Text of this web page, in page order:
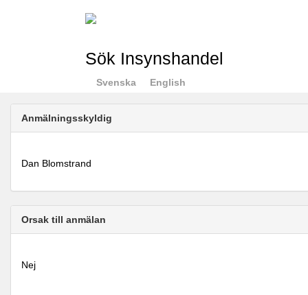
Sök Insynshandel
Svenska English
Anmälningsskyldig
Dan Blomstrand
Orsak till anmälan
Nej